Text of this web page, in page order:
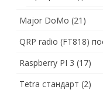
Major DoMo (21)
QRP radio (FT818)
Raspberry PI 3 (17)
Tetra стандарт (2)